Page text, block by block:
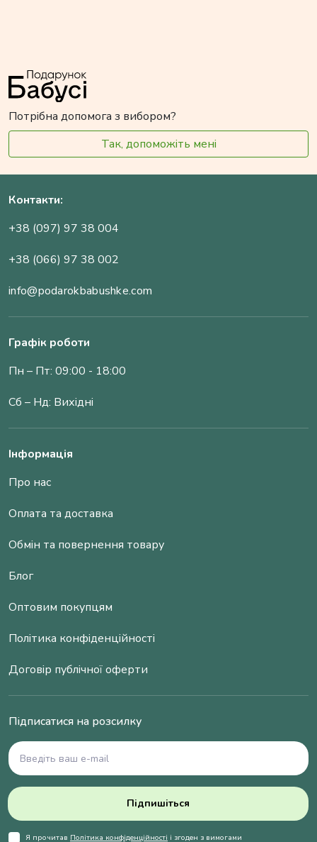
Потрібна допомога з вибором?
Так, допоможіть мені
Контакти:
+38 (097) 97 38 004
+38 (066) 97 38 002
info@podarokbabushke.com
Графік роботи
Пн – Пт: 09:00 - 18:00
Сб – Нд: Вихідні
Інформація
Про нас
Оплата та доставка
Обмін та повернення товару
Блог
Оптовим покупцям
Політика конфіденційності
Договір публічної оферти
Підписатися на розсилку
Підпишіться
Я прочитав Політика конфіденційності і згоден з вимогами